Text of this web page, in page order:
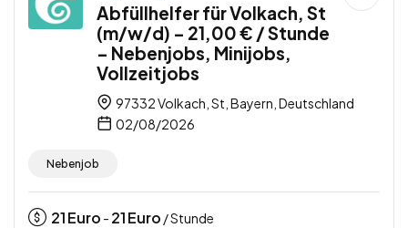
Abfüllhelfer für Volkach, St
(m/w/d) – 21,00 € / Stunde
– Nebenjobs, Minijobs,
Vollzeitjobs
97332 Volkach, St, Bayern, Deutschland
02/08/2026
Nebenjob
21Euro - 21Euro / Stunde